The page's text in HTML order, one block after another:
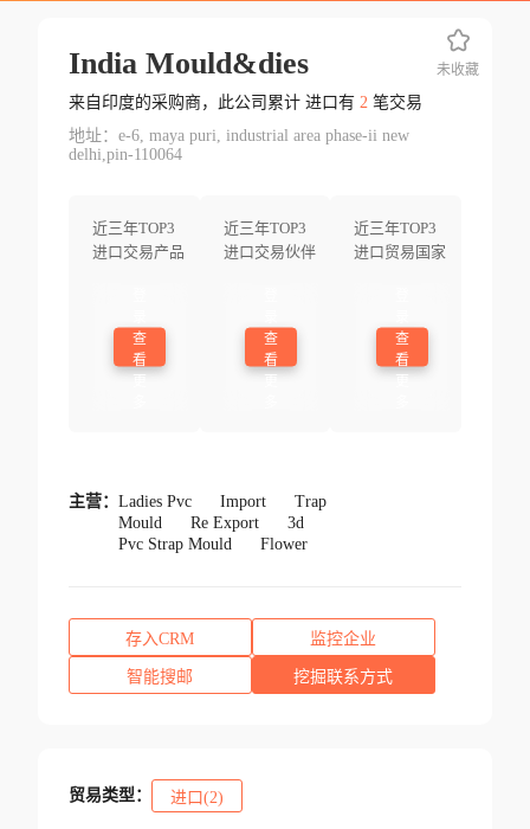
India Mould&dies
来自印度的采购商，此公司累计 进口有 2笔交易
地址：e-6, maya puri, industrial area phase-ii new
delhi,pin-110064
近三年TOP3
进口交易产品
查
看
近三年TOP3
进口交易伙伴
查
看
近三年TOP3
进口贸易国家
查
看
未收藏
主营： Ladies Pvc Import
Trap
Mould
Re Export
3d
Pvc Strap Mould
Flower
存入CRM 监控企业
智能搜邮 挖掘联系方式
贸易类型： 进口(2)